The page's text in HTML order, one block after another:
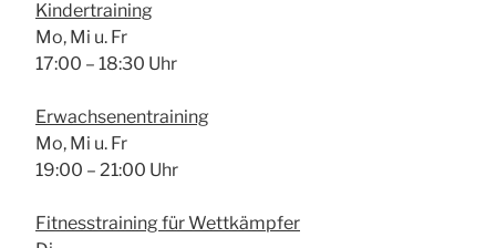
Kin­der­trai­ning
Mo, Mi u. Fr
17:00 – 18:30 Uhr
Erwach­se­nen­trai­ning
Mo, Mi u. Fr
19:00 – 21:00 Uhr
Fit­ness­trai­ning für Wett­kämp­fer